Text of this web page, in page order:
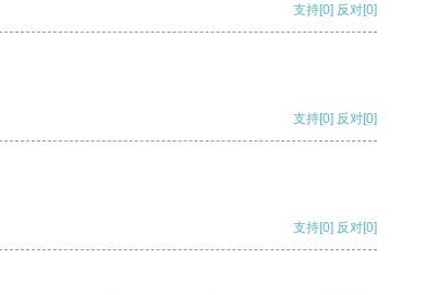
支持[0] 反对[0]
支持[0] 反对[0]
支持[0] 反对[0]